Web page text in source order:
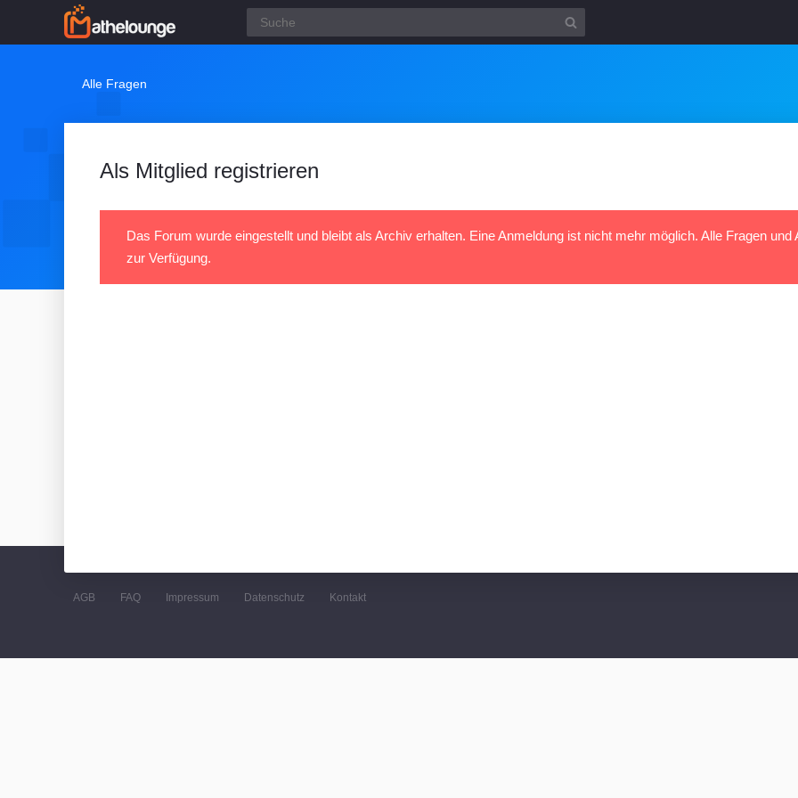
Alle Fragen
Als Mitglied registrieren
Das Forum wurde eingestellt und bleibt als Archiv erhalten. Eine Anmeldung ist nicht mehr möglich. Alle Fragen und
zur Verfügung.
AGB FAQ Impressum Datenschutz Kontakt